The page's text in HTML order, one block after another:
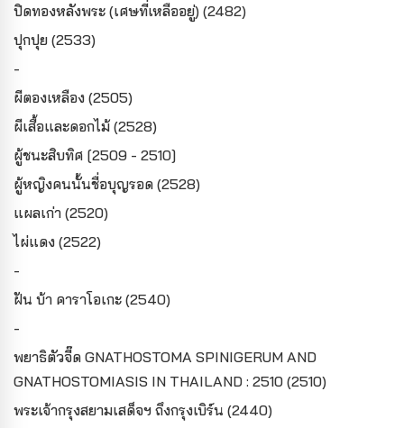
ปิดทองหลังพระ (เศษที่เหลืออยู่) (2482)
ปุกปุย (2533)
-
ผีตองเหลือง (2505)
ผีเสื้อและดอกไม้ (2528)
ผู้ชนะสิบทิศ [2509 - 2510]
ผู้หญิงคนนั้นชื่อบุญรอด (2528)
แผลเก่า (2520)
ไผ่แดง (2522)
-
ฝัน บ้า คาราโอเกะ (2540)
-
พยาธิตัวจี๊ด GNATHOSTOMA SPINIGERUM AND
GNATHOSTOMIASIS IN THAILAND : 2510 (2510)
พระเจ้ากรุงสยามเสด็จฯ ถึงกรุงเบิร์น (2440)